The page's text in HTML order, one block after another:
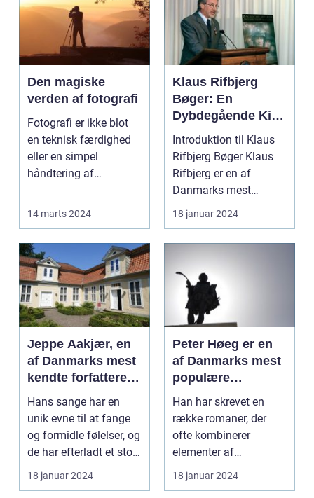
Den magiske
verden af fotografi
Fotografi er ikke blot
en teknisk færdighed
eller en simpel
håndtering af
14 marts 2024
Klaus Rifbjerg
Bøger: En
Dybdegående Kig
på et Litterært
Mesterstykke
Introduktion til Klaus
Rifbjerg Bøger Klaus
Rifbjerg er en af
Danmarks mest
fremtrædende
forfattere...
18 januar 2024
Jeppe Aakjær, en
af Danmarks mest
kendte forfattere
og digtere, er også
kendt for sine
smukke sange
Hans sange har en
unik evne til at fange
og formidle følelser, og
de har efterladt et stort
aftryk i...
18 januar 2024
Peter Høeg er en
af Danmarks mest
populære
forfattere, kendt
for sine
spændende og
tankevækkende
Han har skrevet en
række romaner, der
ofte kombinerer
elementer af
spænding, filosofi og
det overnat...
18 januar 2024